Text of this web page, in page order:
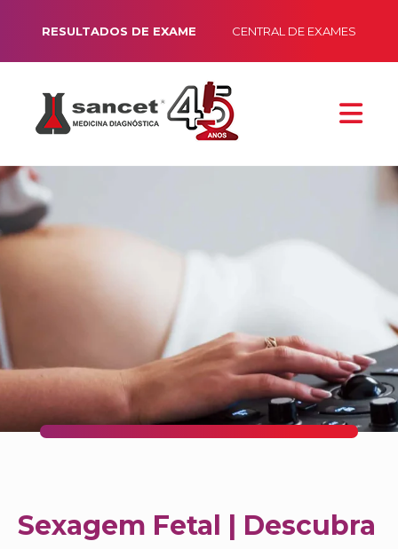
RESULTADOS DE EXAME CENTRAL DE EXAMES
Sexagem Fetal | Descubra